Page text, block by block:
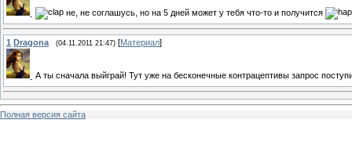
не, не соглашусь, но на 5 дней может у тебя что-то и получится
1 Dragona (04.11.2011 21:47) [Материал]
А ты сначала выйграй! Тут уже на бесконечные контрацептивы запрос
Полная версия сайта